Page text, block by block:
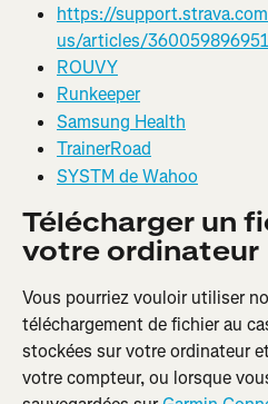
https://
us/articles/360059896951
ROUVY
Runkeeper
Samsung Health
TrainerRoad
SYSTM de Wahoo
Télécharger un
votre ordinateur
Vous pourriez vouloir utiliser
téléchargement de fichier au
stockées sur votre ordinateur
votre compteur, ou lorsque